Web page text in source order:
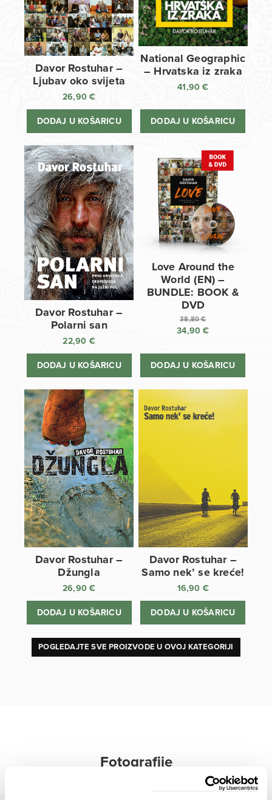
Davor Rostuhar –
Ljubav oko svijeta
26,90€
DODAJ U KOŠARICU
National Geographic
– Hrvatska iz zraka
41,90€
DODAJ U KOŠARICU
Davor Rostuhar –
Polarni san
22,90 €
DODAJ U KOŠARICU
Love Around the
World (EN) –
BUNDLE: BOOK &
DVD
38,80€
Izvorna
bila
34,90€
cijena
DODAJ U KOŠARICU
Davor Rostuhar –
Džungla
26,90€
DODAJ U KOŠARICU
Davor Rostuhar –
Samo nek’ se kreće!
16,90 €
DODAJ U KOŠARICU
POGLEDAJTE SVE PROIZVODE U OVOJ KATEGORIJI
Fotografije